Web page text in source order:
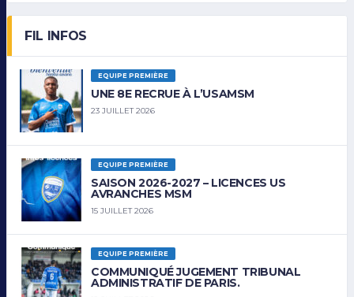
FIL INFOS
EQUIPE PREMIÈRE
UNE 8E RECRUE À L’USAMSM
23 JUILLET 2026
EQUIPE PREMIÈRE
SAISON 2026-2027 – LICENCES US
AVRANCHES MSM
15 JUILLET 2026
EQUIPE PREMIÈRE
COMMUNIQUÉ JUGEMENT TRIBUNAL
ADMINISTRATIF DE PARIS.